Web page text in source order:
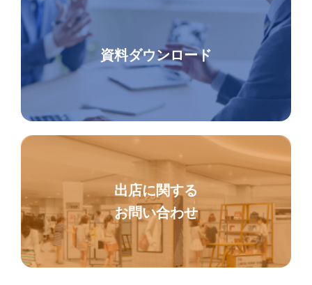
資料ダウンロード
出店に関する
お問い合わせ